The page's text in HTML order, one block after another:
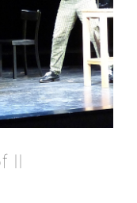
II